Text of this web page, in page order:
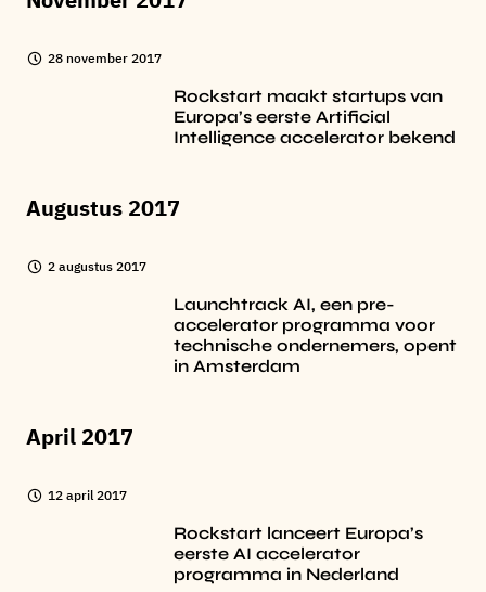
28 november 2017
Rockstart maakt startups van
Europa’s eerste Artificial
Intelligence accelerator bekend
Augustus 2017
2 augustus 2017
Launchtrack AI, een pre-
accelerator programma voor
technische ondernemers, opent
in Amsterdam
April 2017
12 april 2017
Rockstart lanceert Europa’s
eerste AI accelerator
programma in Nederland